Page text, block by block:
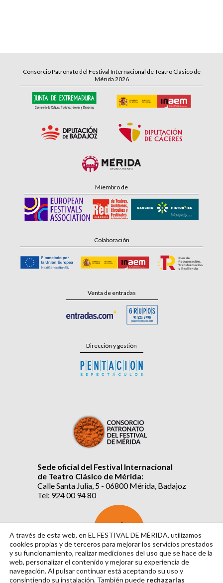
Consorcio Patronato del Festival Internacional de Teatro Clásico de
Mérida 2026
Miembro de
Colaboración
Venta de entradas
Dirección y gestión
Sede oficial del Festival Internacional
de Teatro Clásico de Mérida:
Calle Santa Julia, 5 - 06800 Mérida, Badajoz
Tel: 924 00 94 80
SUSCRÍBETE
AL BOLETÍN
A través de esta web, en EL FESTIVAL DE MÉRIDA, utilizamos
cookies propias y de terceros para mejorar los servicios prestados
y su funcionamiento, realizar mediciones del uso que se hace de la
web, personalizar el contenido y mejorar su experiencia de
navegación. Al pulsar continuarestá aceptando su uso y
consintiendo su instalación. También puede rechazarlas